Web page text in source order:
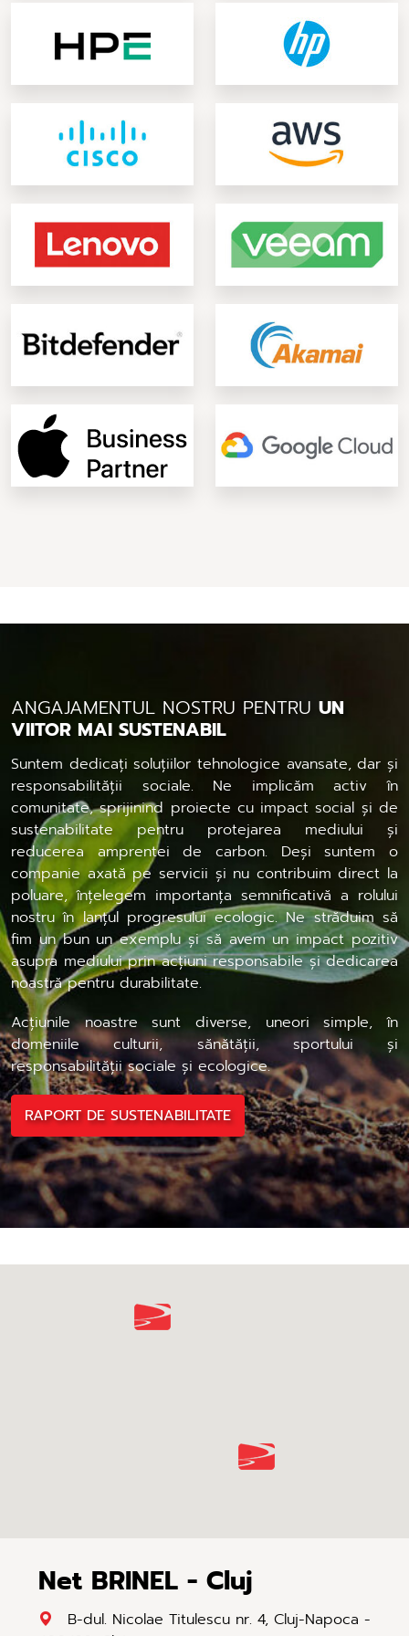
ANGAJAMENTUL NOSTRU PENTRU UN
VIITOR MAI SUSTENABIL
Suntem dedicați soluțiilor tehnologice avansate, dar și
responsabilității sociale. Ne implicăm activ în
comunitate, sprijinind proiecte cu impact social și de
sustenabilitate pentru protejarea mediului și
reducerea amprentei de carbon. Deși suntem o
companie axată pe servicii și nu contribuim direct la
poluare, înțelegem importanța semnificativă a rolului
nostru în lanțul progresului ecologic. Ne străduim să
fim un bun un exemplu și să avem un impact pozitiv
asupra mediului prin acțiuni responsabile și dedicarea
noastră pentru durabilitate.
Acțiunile noastre sunt diverse, uneori simple, în
domeniile culturii, sănătății, sportului și
responsabilității sociale și ecologice.
RAPORT DE SUSTENABILITATE
Net BRINEL - Cluj
B-dul. Nicolae Titulescu nr. 4, Cluj-Napoca -